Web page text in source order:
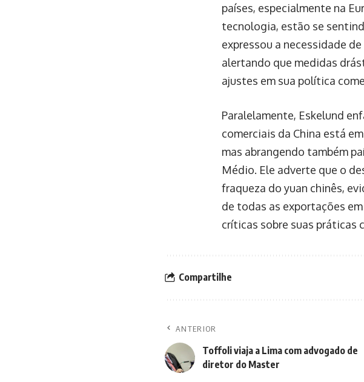
países, especialmente na
tecnologia, estão se
expressou a necessidade
alertando que medidas
ajustes em sua política
Paralelamente, Eskelund
comerciais da China está
mas abrangendo também
Médio. Ele adverte que o
fraqueza do yuan chinês,
de todas as exportações
críticas sobre suas práticas
Compartilhe
ANTERIOR
Toffoli viaja a Lima com advogado de
diretor do Master